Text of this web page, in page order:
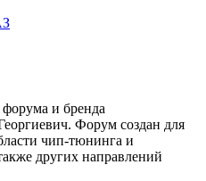
форума и бренда
Форум создан для
чип-тюнинга и
других направлений